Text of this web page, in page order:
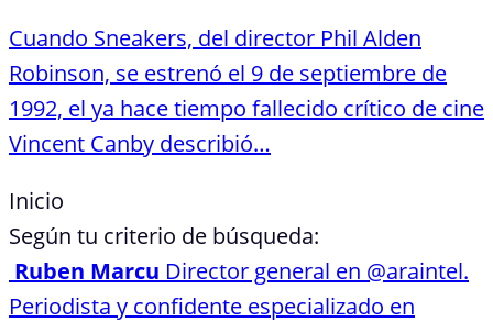
Cuando Sneakers, del director Phil Alden
Robinson, se estrenó el 9 de septiembre de
1992, el ya hace tiempo fallecido crítico de cine
Vincent Canby describió…
Inicio
Según tu criterio de búsqueda:
Ruben Marcu Director general en @araintel.
Periodista y confidente especializado en